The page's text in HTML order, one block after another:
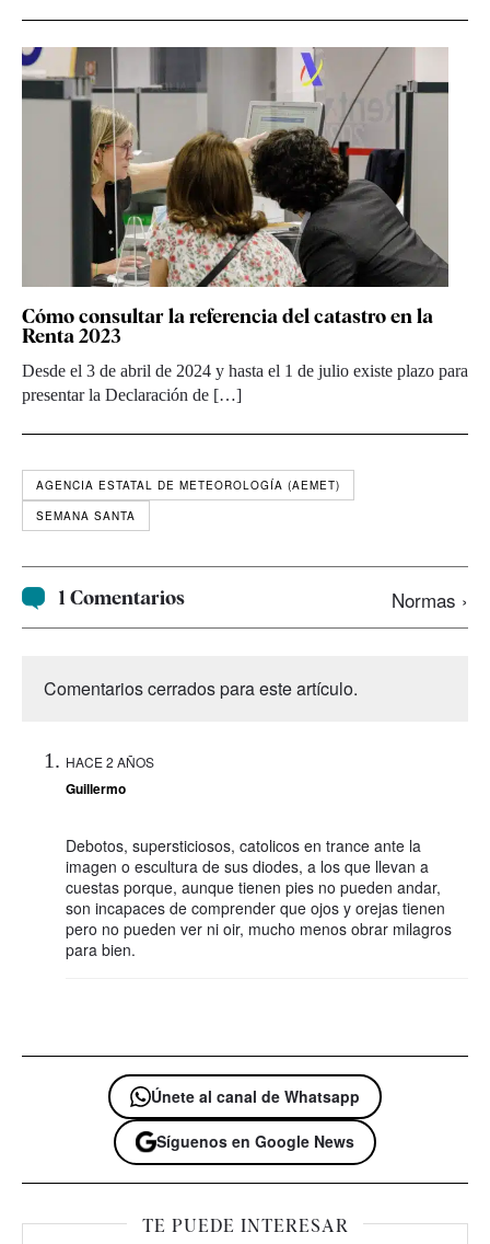
Cómo consultar la referencia del catastro en la
Renta 2023
Desde el 3 de abril de 2024 y hasta el 1 de julio existe plazo para
presentar la Declaración de […]
AGENCIA ESTATAL DE METEOROLOGÍA (AEMET)
SEMANA SANTA
1 Comentarios Normas ›
Comentarios cerrados para este artículo.
HACE 2 AÑOS
Guillermo
Debotos, supersticiosos, catolicos en trance ante la
imagen o escultura de sus diodes, a los que llevan a
cuestas porque, aunque tienen pies no pueden andar,
son incapaces de comprender que ojos y orejas tienen
pero no pueden ver ni oir, mucho menos obrar milagros
para bien.
Únete al canal de Whatsapp
Síguenos en Google News
TE PUEDE INTERESAR